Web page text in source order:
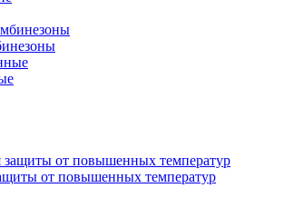
от повышенных температур